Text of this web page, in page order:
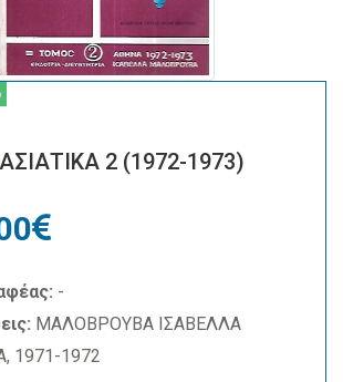
2 (1972-1973)
-
ΜΑΛΟΒΡΟΥΒΑ ΙΣΑΒΕΛΛΑ
1971-1972